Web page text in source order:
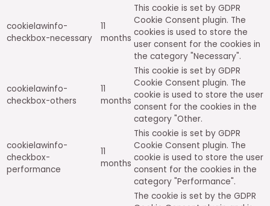
cookielawinfo-
checkbox-necessary
11
months
This cookie is set by GDPR
Cookie Consent plugin. The
cookies is used to store the
user consent for the cookies in
the category "Necessary".
cookielawinfo-
checkbox-others
11
months
This cookie is set by GDPR
Cookie Consent plugin. The
cookie is used to store the user
consent for the cookies in the
category "Other.
cookielawinfo-
checkbox-
performance
11
months
This cookie is set by GDPR
Cookie Consent plugin. The
cookie is used to store the user
consent for the cookies in the
category "Performance".
The cookie is set by the GDPR